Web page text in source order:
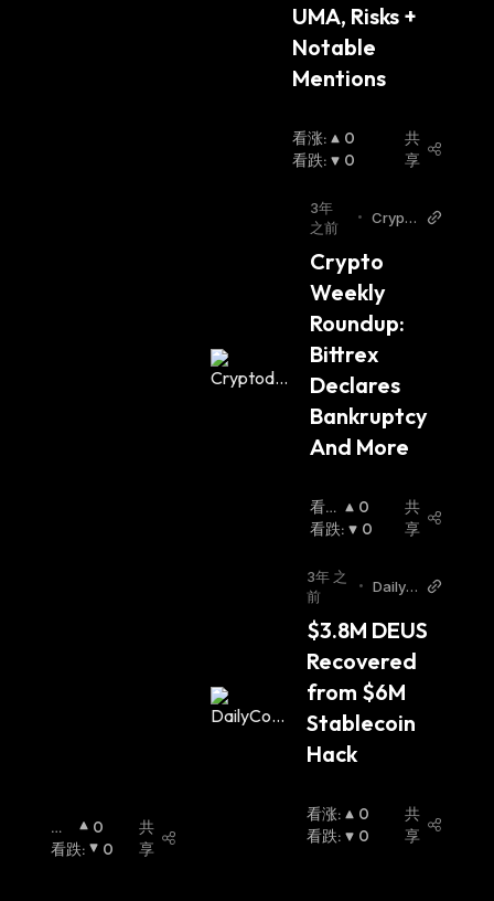
看
涨:
0
看跌: 0
共
享
UMA, Risks +
Notable
Mentions
看涨:
0
看跌: 0
共
享
3年
之前
• Crypto
Crypto
Weekly
Roundup:
Bittrex
Declares
Bankruptcy
And More
看涨
:
0
看跌: 0
共
享
3年 之
前
•
DailyC
$3.8M DEUS
Recovered
from $6M
Stablecoin
Hack
看涨:
0
看跌: 0
共
享